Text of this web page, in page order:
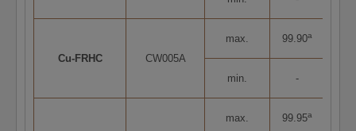
chaud et à froid.
Cu-FRHC CW005A
max. 99.90a
min. -
max. 99.95a